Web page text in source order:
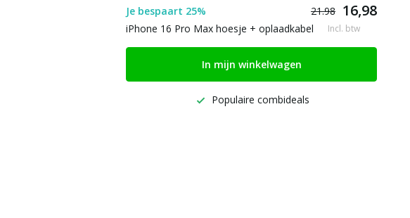
Je bespaart 25% 21.98 16,98
iPhone 16 Pro Max hoesje + oplaadkabel Incl. btw
In mijn winkelwagen
Populaire combideals